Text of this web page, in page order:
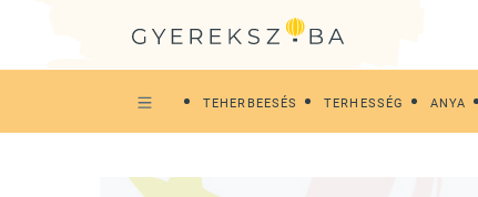
TEHERBEESÉS TERHESSÉG ANYA